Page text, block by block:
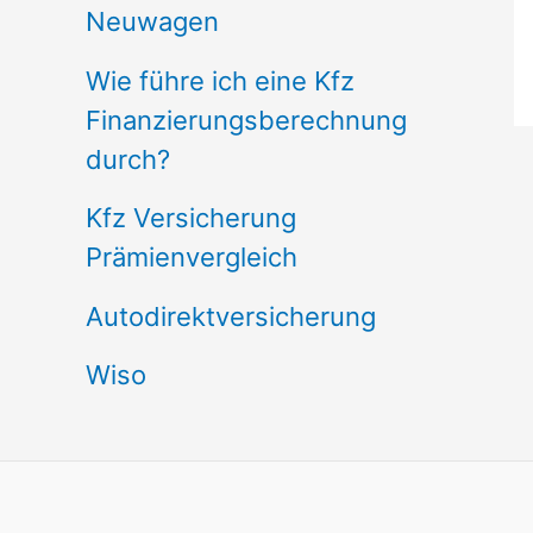
Neuwagen
Wie führe ich eine Kfz
Finanzierungsberechnung
durch?
Kfz Versicherung
Prämienvergleich
Autodirektversicherung
Wiso